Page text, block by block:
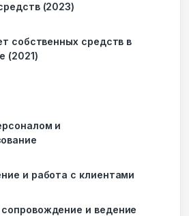
(2023)
собственных средств в
(2021)
и
и работа с клиентами
и ведение